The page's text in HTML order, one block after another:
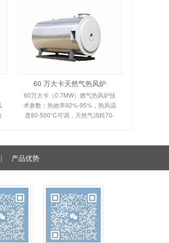
60 万大卡天然气热风炉
60万大卡（0.7MW）燃气热风炉技
术参数：热效率92%-95%，热风温
度80-500℃可调，天然气消耗70-
于食品、粮食、物料烘干
| 产品优势